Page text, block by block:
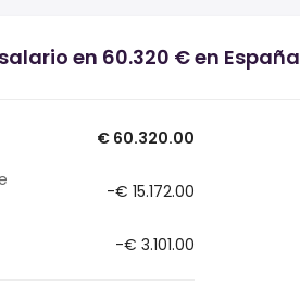
en 60.320 € en España
€ 60.320.00
-€ 15.172.00
-€ 3.101.00